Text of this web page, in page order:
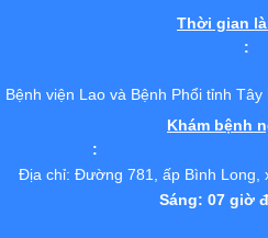
Thời gian
:
2019 © Bản
Bệnh viện Lao và Bệnh Phổi tỉnh Tây
Khám bệnh
Địa chỉ: Đường 781, ấp Bình Long,
Sáng: 07 giờ